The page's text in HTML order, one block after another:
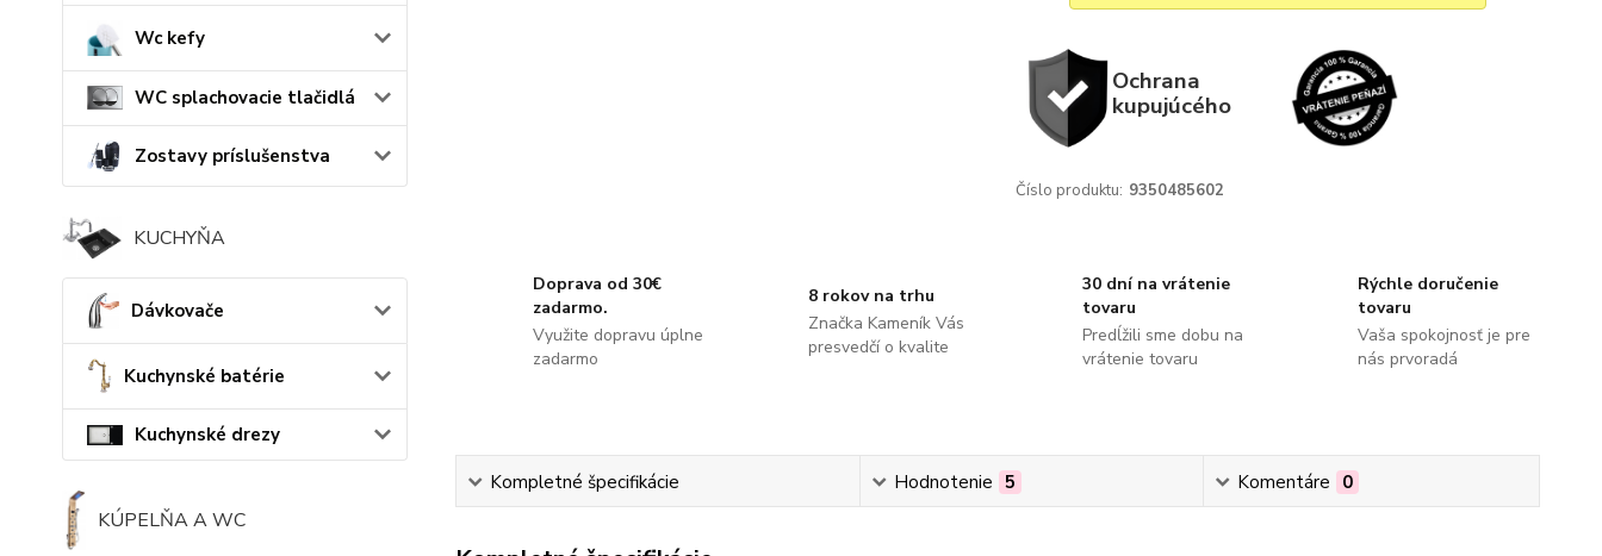
Wc kefy
WC splachovacie tlačidlá
Zostavy príslušenstva
KUCHYŇA
Dávkovače
Kuchynské batérie
Kuchynské drezy
KÚPELŇA A WC
Ochrana
kupujúcého
Číslo produktu: 9350485602
Doprava od 30€
zadarmo.
Využite dopravu úplne
zadarmo
8 rokov na trhu
Značka Kameník Vás
presvedčí o kvalite
30 dní na vrátenie
tovaru
Predĺžili sme dobu na
vrátenie tovaru
Rýchle doručenie
tovaru
Vaša spokojnosť je pre
nás prvoradá
Kompletné špecifikácie Hodnotenie 5 Komentáre 0